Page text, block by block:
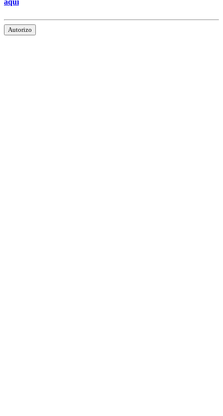
Autorizo